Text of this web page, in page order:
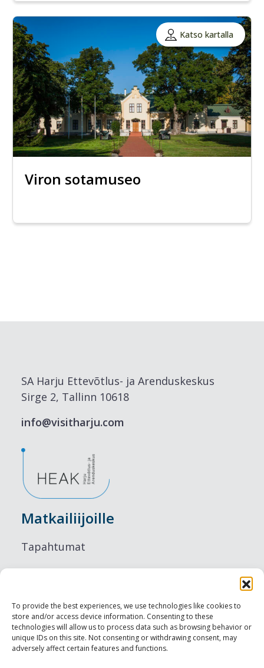
To provide the best experiences, we use technologies like cookies to
store and/or access device information. Consenting to these
technologies will allow us to process data such as browsing behavior or
unique IDs on this site. Not consenting or withdrawing consent, may
adversely affect certain features and functions.
Katso kartalla
Viron sotamuseo
SA Harju Ettevõtlus- ja Arenduskeskus
Sirge 2, Tallinn 10618
info@visitharju.com
Matkailiijoille
Tapahtumat
Ruokailu
Nähtävyydet
Visit Tallinn